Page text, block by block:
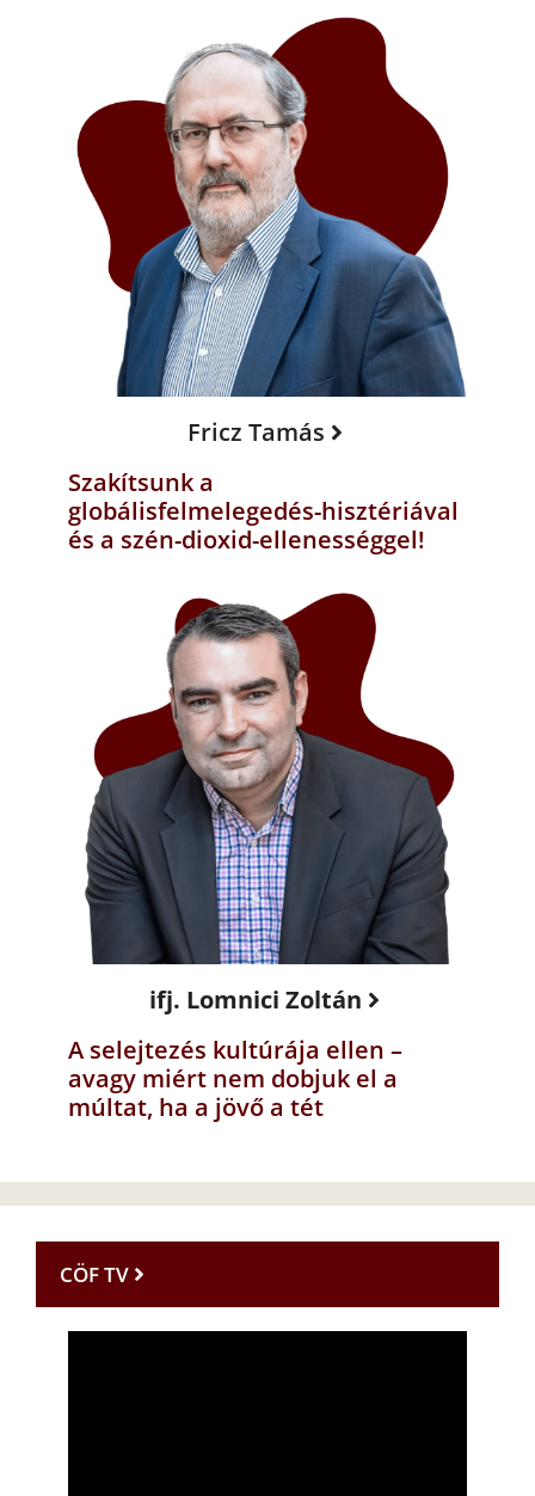
Fricz Tamás
Szakítsunk a
globálisfelmelegedés-hisztériával
és a szén-dioxid-ellenességgel!
ifj. Lomnici Zoltán
A selejtezés kultúrája ellen –
avagy miért nem dobjuk el a
múltat, ha a jövő a tét
CÖF TV